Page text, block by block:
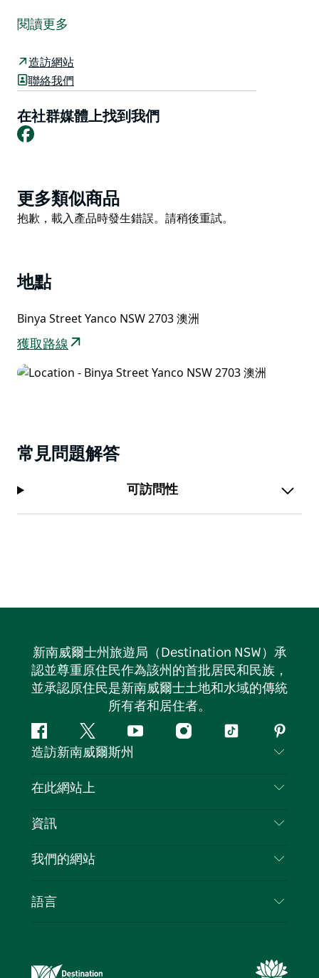
定）。其他運行時間請關注他們的Facebook頁面。務必
穿著封閉式鞋履。
揚科發電站建於1912年，旨在為正在發展的穆倫比吉灌
溉區和利頓的各個加工廠供電。揚科選址於此，是因為其
靠近鐵路和新建的灌溉渠，便於煤炭和水的運輸。
該電站一直為當地供電，直到1945年併網電網建成。之
後，它作為備用發電機運行至1958年退役。
閱讀更多
造訪網站
聯絡我們
在社群媒體上找到我們
Facebook
Product
List
更多類似商品
Product
抱歉，載入產品時發生錯誤。請稍後重試。
地點
Binya Street Yanco NSW 2703 澳洲
獲取路線
常見問題解答
可訪問性
新南威爾士州旅遊局（Destination NSW）承
認並尊重原住民作為該州的首批居民和民族，
並承認原住民是新南威爾士土地和水域的傳統
所有者和居住者。
Facebook嘰
嘰
喳
Youtube Instagram
抖
造訪新南威爾斯州
聯絡我們
隱私
Cookie 通知
在此網站上
目的地
新南威爾士州公路旅行
活動
資訊
旅行資訊
新南威爾士州的商業
我們的網站
語言